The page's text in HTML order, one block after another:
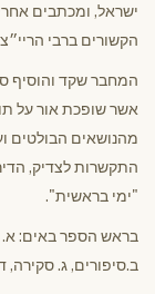
ישראל, ומכתבים
הקשורים ברבי
המחבר שקד והוסיף
אשר שופכת אור על
מהנושאים הבולטים
התקשרות לצדיק,
"ימי בראשית".
בראש הספר באים: א.
ב.סיפורים, ג.